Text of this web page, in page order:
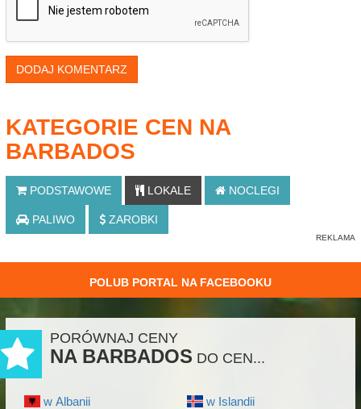
DODAJ KOMENTARZ
KATEGORIE CEN NA
BARBADOS
PODSTAWOWE LOKALE NOCLEGI
PALIWO ZAROBKI
POLUB PORTAL NA FACEBOOKU
PORÓWNAJ CENY
NA BARBADOS DO CEN...
w Albanii
w Islandii